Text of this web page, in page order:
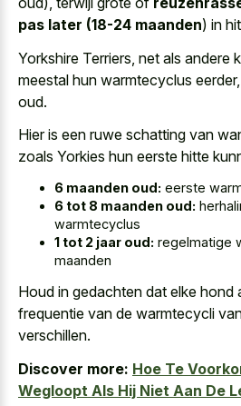
pas later (18-24 maanden) in
Yorkshire Terriers, net als andere
meestal hun warmtecyclus
oud.
Hier is een ruwe schatting van
zoals Yorkies hun eerste hitte
6 maanden oud: eerste
6 tot 8 maanden oud:
warmtecyclus
1 tot 2 jaar oud: regelmatige
maanden
Houd in gedachten dat elke hond
frequentie van de warmtecycli
verschillen.
Discover more: Hoe Te
Wegloopt Als Hij Niet Aan De